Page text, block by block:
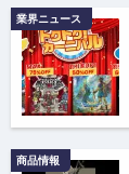
業界ニュース
商品情報